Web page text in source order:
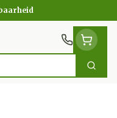
Zoek